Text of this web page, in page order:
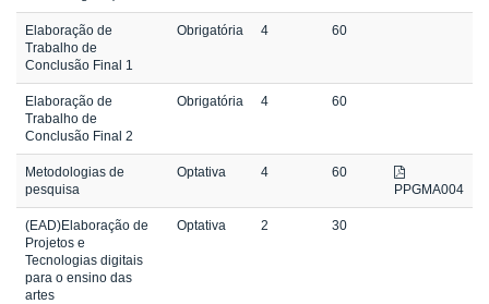
Elaboração de
Trabalho de
Conclusão Final 1
Obrigatória 4 60
Elaboração de
Trabalho de
Conclusão Final 2
Obrigatória 4 60
Metodologias de
pesquisa
Optativa 4
60
PPGMA004
(EAD)Elaboração de
Projetos e
Tecnologias digitais
para o ensino das
artes
Optativa 2 30